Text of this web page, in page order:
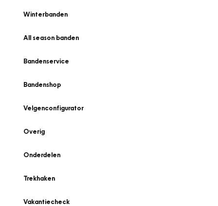
Winterbanden
All season banden
Bandenservice
Bandenshop
Velgenconfigurator
Overig
Onderdelen
Trekhaken
Vakantiecheck